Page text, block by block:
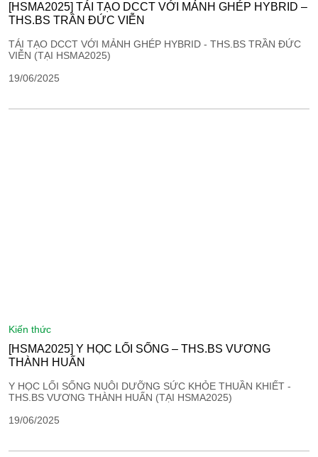
[HSMA2025] TÁI TẠO DCCT VỚI MẢNH GHÉP HYBRID –
THS.BS TRẦN ĐỨC VIỄN
TÁI TẠO DCCT VỚI MẢNH GHÉP HYBRID - THS.BS TRẦN ĐỨC
VIỄN (TẠI HSMA2025)
19/06/2025
kiến thức
[HSMA2025] Y HỌC LỐI SỐNG – THS.BS VƯƠNG
THÀNH HUẤN
Y HỌC LỐI SỐNG NUÔI DƯỠNG SỨC KHỎE THUẦN KHIẾT -
THS.BS VƯƠNG THÀNH HUẤN (TẠI HSMA2025)
19/06/2025